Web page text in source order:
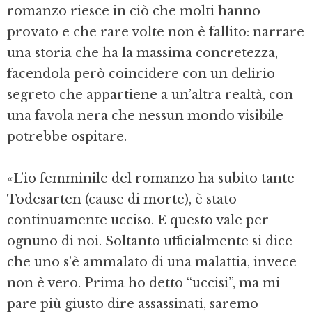
romanzo riesce in ciò che molti hanno
provato e che rare volte non è fallito: narrare
una storia che ha la massima concretezza,
facendola però coincidere con un delirio
segreto che appartiene a un’altra realtà, con
una favola nera che nessun mondo visibile
potrebbe ospitare.
«L’io femminile del romanzo ha subito tante
Todesarten (cause di morte), è stato
continuamente ucciso. E questo vale per
ognuno di noi. Soltanto ufficialmente si dice
che uno s’è ammalato di una malattia, invece
non è vero. Prima ho detto “uccisi”, ma mi
pare più giusto dire assassinati, saremo